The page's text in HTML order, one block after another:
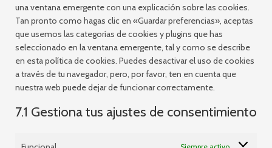
una ventana emergente con una explicación sobre las cookies.
Tan pronto como hagas clic en «Guardar preferencias», aceptas
que usemos las categorías de cookies y plugins que has
seleccionado en la ventana emergente, tal y como se describe
en esta política de cookies. Puedes desactivar el uso de cookies
a través de tu navegador, pero, por favor, ten en cuenta que
nuestra web puede dejar de funcionar correctamente.
7.1 Gestiona tus ajustes de consentimiento
Siempre activo